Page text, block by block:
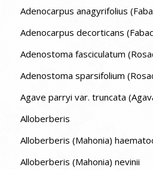
Adenocarpus anagyrifolius
Adenocarpus decorticans
Adenostoma fasciculatum
Adenostoma sparsifolium
Agave parryi var. truncata
Alloberberis
Alloberberis (Mahonia)
Alloberberis (Mahonia) nevinii